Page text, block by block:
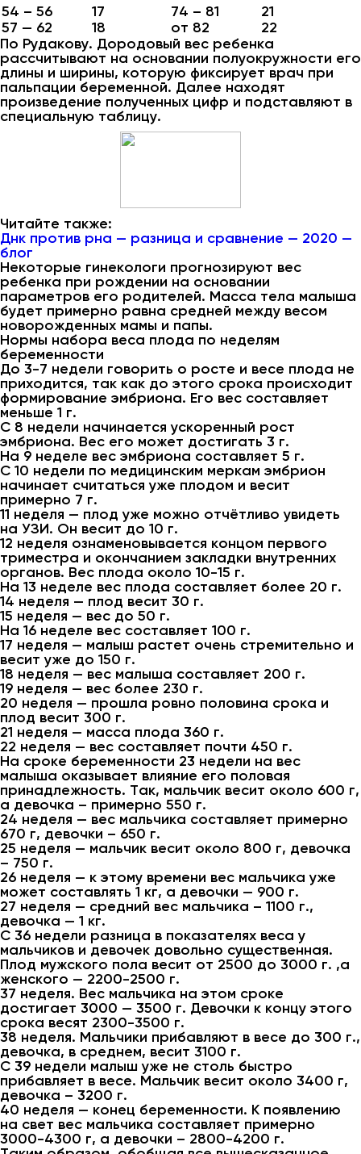
54 – 56
17 74 – 81
21
57 — 62
18 от 82
22
По Рудакову. Дородовый вес ребенка
рассчитывают на основании полуокружности его
длины и ширины, которую фиксирует врач при
пальпации беременной. Далее находят
произведение полученных цифр и подставляют в
специальную таблицу.
Читайте также:
Днк против рна — разница и сравнение — 2020 —
блог
Некоторые гинекологи прогнозируют вес
ребенка при рождении на основании
параметров его родителей. Масса тела малыша
будет примерно равна средней между весом
новорожденных мамы и папы.
Нормы набора веса плода по неделям
беременности
До 3-7 недели говорить о росте и весе плода не
приходится, так как до этого срока происходит
формирование эмбриона. Его вес составляет
меньше 1 г.
С 8 недели начинается ускоренный рост
эмбриона. Вес его может достигать 3 г.
На 9 неделе вес эмбриона составляет 5 г.
С 10 недели по медицинским меркам эмбрион
начинает считаться уже плодом и весит
примерно 7 г.
11 неделя — плод уже можно отчётливо увидеть
на УЗИ. Он весит до 10 г.
12 неделя ознаменовывается концом первого
триместра и окончанием закладки внутренних
органов. Вес плода около 10-15 г.
На 13 неделе вес плода составляет более 20 г.
14 неделя — плод весит 30 г.
15 неделя — вес до 50 г.
На 16 неделе вес составляет 100 г.
17 неделя — малыш растет очень стремительно и
весит уже до 150 г.
18 неделя — вес малыша составляет 200 г.
19 неделя — вес более 230 г.
20 неделя — прошла ровно половина срока и
плод весит 300 г.
21 неделя — масса плода 360 г.
22 неделя — вес составляет почти 450 г.
На сроке беременности 23 недели на вес
малыша оказывает влияние его половая
принадлежность. Так, мальчик весит около 600 г,
а девочка – примерно 550 г.
24 неделя — вес мальчика составляет примерно
670 г, девочки – 650 г.
25 неделя — мальчик весит около 800 г, девочка
– 750 г.
26 неделя — к этому времени вес мальчика уже
может составлять 1 кг, а девочки — 900 г.
27 неделя — средний вес мальчика – 1100 г.,
девочка — 1 кг.
С 36 недели разница в показателях веса у
мальчиков и девочек довольно существенная.
Плод мужского пола весит от 2500 до 3000 г. ,а
женского — 2200-2500 г.
37 неделя. Вес мальчика на этом сроке
достигает 3000 — 3500 г. Девочки к концу этого
срока весят 2300-3500 г.
38 неделя. Мальчики прибавляют в весе до 300 г.,
девочка, в среднем, весит 3100 г.
С 39 недели малыш уже не столь быстро
прибавляет в весе. Мальчик весит около 3400 г,
девочка – 3200 г.
40 неделя — конец беременности. К появлению
на свет вес мальчика составляет примерно
3000-4300 г, а девочки – 2800-4200 г.